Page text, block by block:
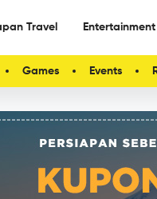
Travel Entertainment
Games Events